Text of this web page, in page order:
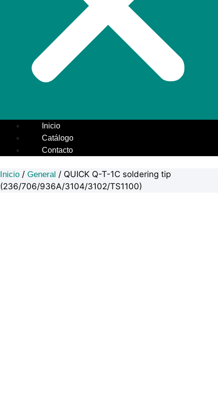
Inicio
Catálogo
Contacto
Inicio / General / QUICK Q-T-1C soldering tip
(236/706/936A/3104/3102/TS1100)